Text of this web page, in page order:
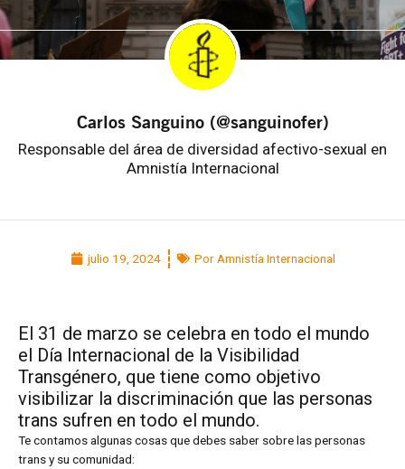
Carlos Sanguino (@sanguinofer)
Responsable del área de diversidad afectivo-sexual en
Amnistía Internacional
julio 19, 2024 Por Amnistía Internacional
El 31 de marzo se celebra en todo el mundo
el Día Internacional de la Visibilidad
Transgénero, que tiene como objetivo
visibilizar la discriminación que las personas
trans sufren en todo el mundo.
Te contamos algunas cosas que debes saber sobre las personas
trans y su comunidad: